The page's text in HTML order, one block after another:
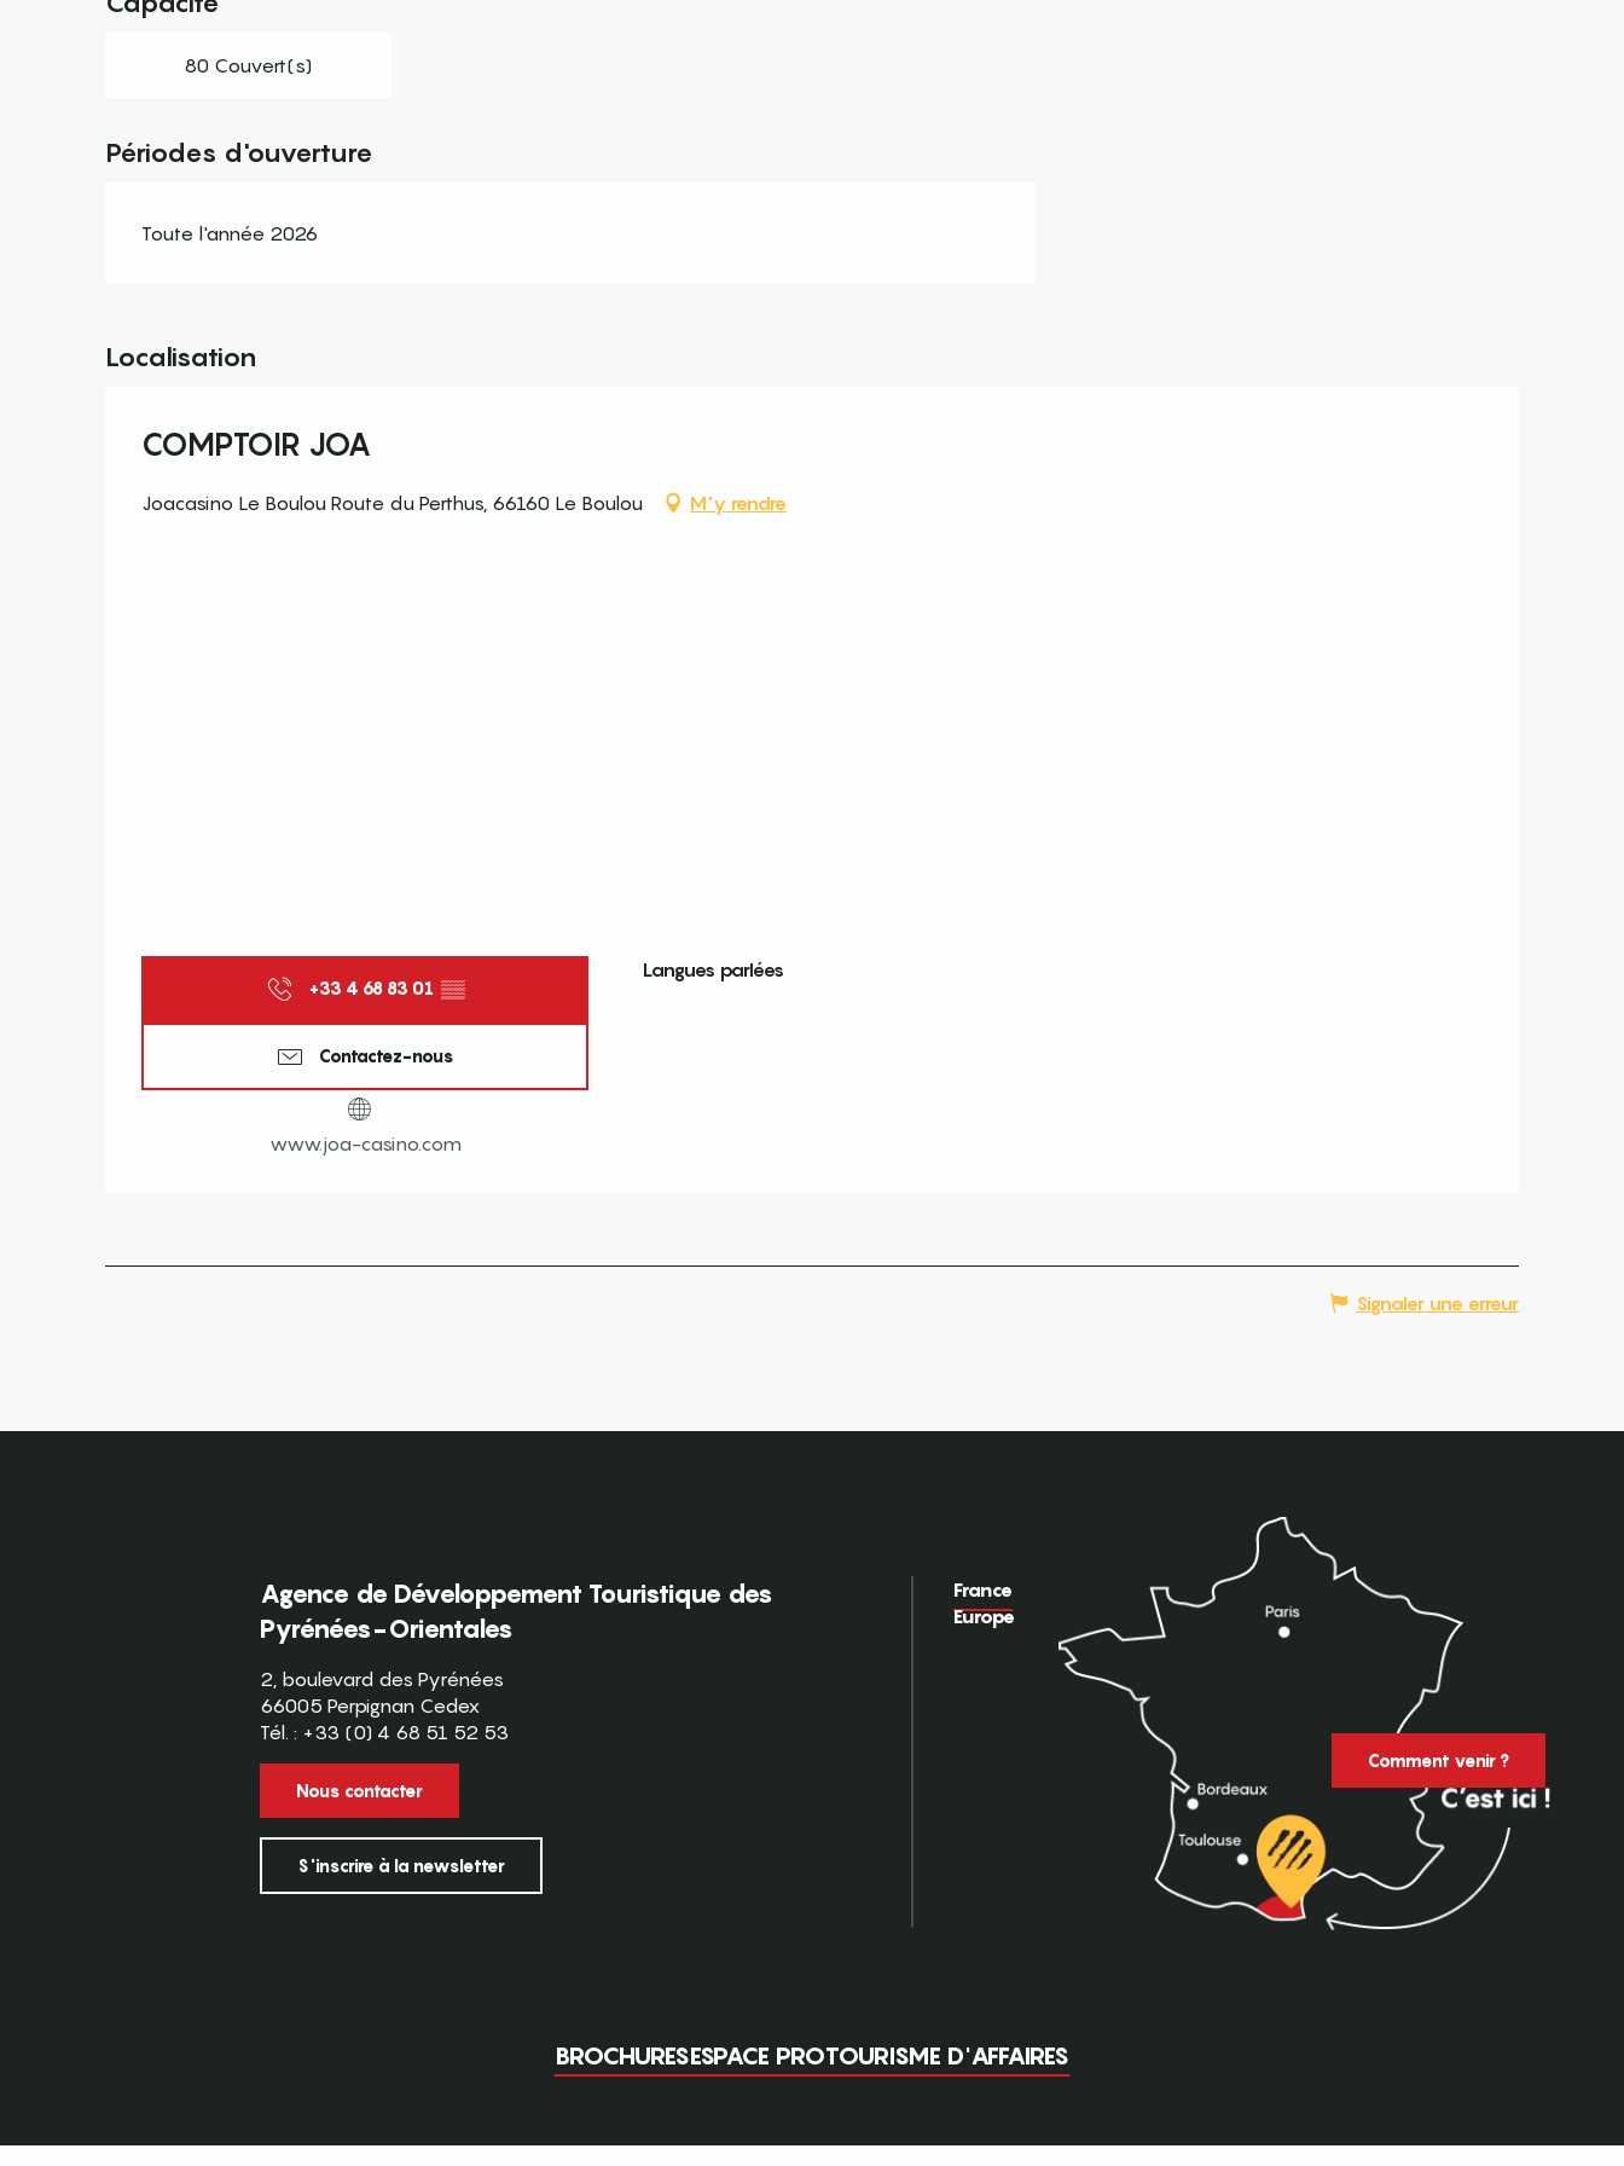
80 Couvert(s)
Périodes d'ouverture
Toute l'année 2026
Localisation
COMPTOIR JOA
Joacasino Le Boulou Route du Perthus, 66160 Le Boulou M'y rendre
+33 4 68 83 01 ▒▒
Contactez-nous
www.joa-casino.com
Langues parlées
Langues parlées
Signaler une erreur
Agence de Développement Touristique des
Pyrénées-Orientales
2, boulevard des Pyrénées
66005 Perpignan Cedex
Tél. : +33 (0) 4 68 51 52 53
Nous contacter
S'inscrire à la newsletter
France
Europe
Comment venir ?
BROCHURESESPACE PROTOURISME D'AFFAIRES